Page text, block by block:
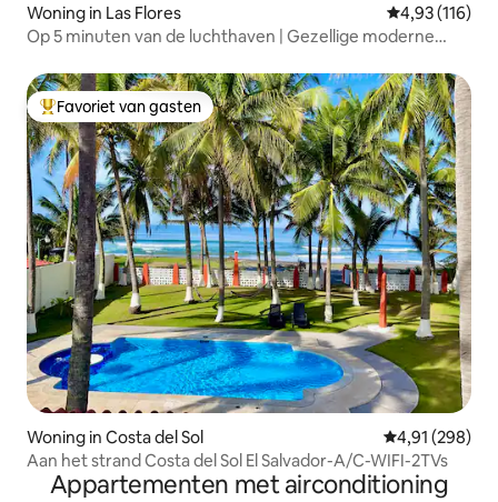
Woning in Las Flores Gemiddelde
4,93 (116)
Op 5 minuten van de luchthaven | Gezellige moderne
Topfavoriet van gasten
Favoriet van gasten
Woning in Costa del Sol Gemiddelde
4,91 (298)
Aan het strand Costa del Sol El Salvador-A/C-WIFI-2TVs
Appartementen met airconditioning